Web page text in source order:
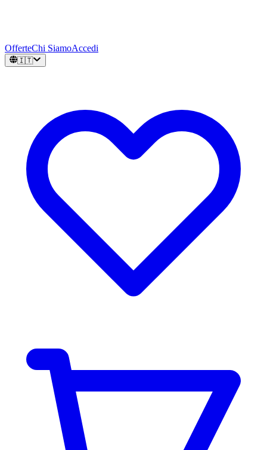
OfferteChi SiamoAccedi
🇮🇹